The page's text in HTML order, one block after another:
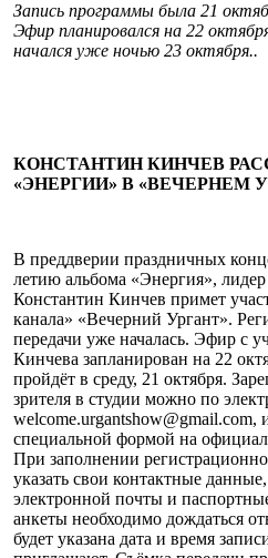
Запись программы была 21
Эфир планировался на 22
начался уже ночью 23 октября..
КОНСТАНТИН КИНЧЕВ
«ЭНЕРГИИ» В «ВЕЧЕРНЕМ
В преддверии праздничных
летию альбома «Энергия»,
Константин Кинчев примет
канала» «Вечерний Ургант».
передачи уже началась. Эфир с
Кинчева запланирован на 22
пройдёт в среду, 21 октября.
зрителя в студии можно по
welcome.urgantshow@gmail.com,
специальной формой на
При заполнении
указать свои контактные
электронной почты и
анкеты необходимо дождаться
будет указана дата и время